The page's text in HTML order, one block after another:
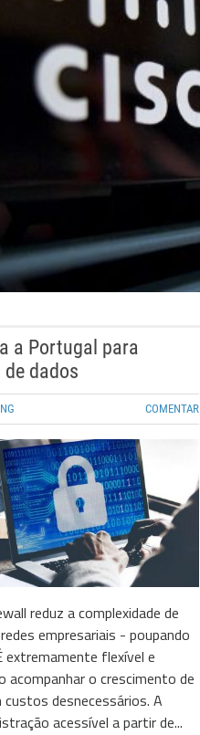
a Portugal para
dados
COMENTAR
reduz a complexidade de
empresariais - poupando
extremamente flexível e
acompanhar o crescimento de
desnecessários. A
acessível a partir de...